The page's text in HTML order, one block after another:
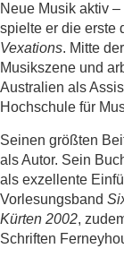
Neue Musik aktiv
spielte er die erste
Vexations. Mitte
Musikszene und
Australien als
Hochschule für
Seinen größten
als Autor. Sein
als exzellente
Vorlesungsband
Kürten 2002,
Schriften